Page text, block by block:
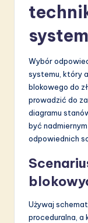
Wybór
systemu, który
blokowego do
prowadzić do
diagramu
być
odpowiednich
Używaj
proceduralna, a